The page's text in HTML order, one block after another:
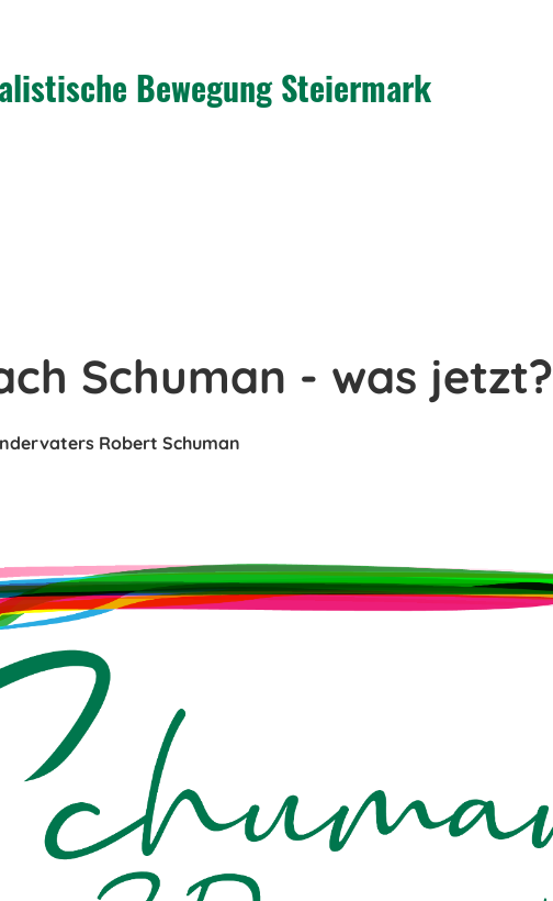
Bewegung Steiermark
Schuman - was jetzt?
Robert Schuman